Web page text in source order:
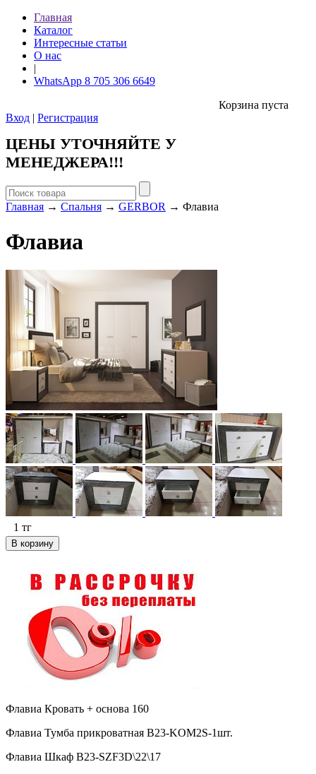
Главная
Каталог
Интересные статьи
О нас
|
WhatsApp 8 705 306 6649
Корзина пуста
Вход | Регистрация
ЦЕНЫ УТОЧНЯЙТЕ У
МЕНЕДЖЕРА!!!
Главная → Спальня → GERBOR → Флавиа
Флавиа
1 тг
В корзину
Флавиа Кровать + основа 160
Флавиа Тумба прикроватная B23-KOM2S-1шт.
Флавиа Шкаф B23-SZF3D\22\17